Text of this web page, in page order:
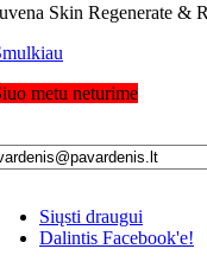
Skin Regenerate &
metu neturime
Siųsti draugui
Dalintis Facebook'e!